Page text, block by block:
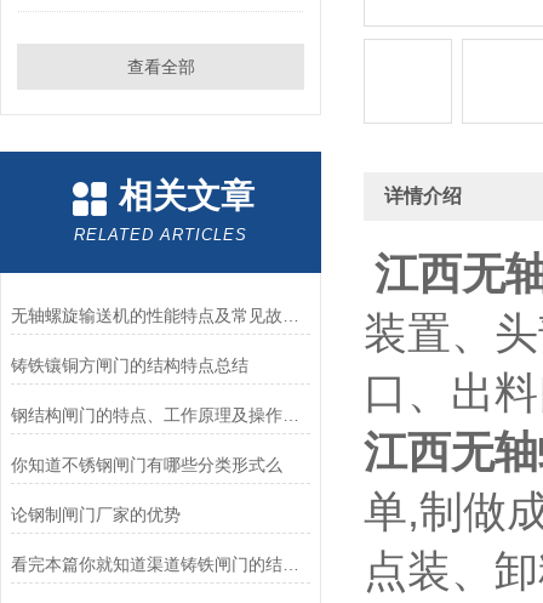
查看全部
相关文章
RELATED ARTICLES
铸铁镶铜方闸门的结构特点总结
钢结构闸门的特点、工作原理及操作使用方法
你知道不锈钢闸门有哪些分类形式么
论钢制闸门厂家的优势
看完本篇你就知道渠道铸铁闸门的结构及原理了
详情介绍
江西无
装置、
口、出
江西无
单,制做
点装、